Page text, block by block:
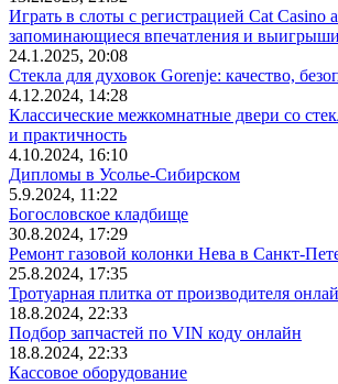
Играть в слоты с регистрацией Cat Casino
запоминающиеся впечатления и выигрыши
24.1.2025, 20:08
Стекла для духовок Gorenje: качество,
4.12.2024, 14:28
Классические межкомнатные двери со
и практичность
4.10.2024, 16:10
Дипломы в Усолье-Сибирском
5.9.2024, 11:22
Богословское кладбище
30.8.2024, 17:29
Ремонт газовой колонки Нева в Санкт-
25.8.2024, 17:35
Тротуарная плитка от производителя
18.8.2024, 22:33
Подбор запчастей по VIN коду онлайн
18.8.2024, 22:33
Кассовое оборудование